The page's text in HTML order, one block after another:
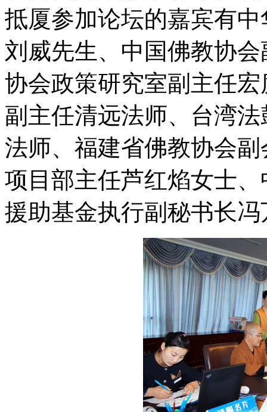
抵厦参加论坛的嘉宾有
刘威先生、中国佛教协
协会政策研究室副主任
副主任清远法师、台湾
法师、福建省佛教协会
项目部主任芦红焰女士
援助基金执行副秘书长